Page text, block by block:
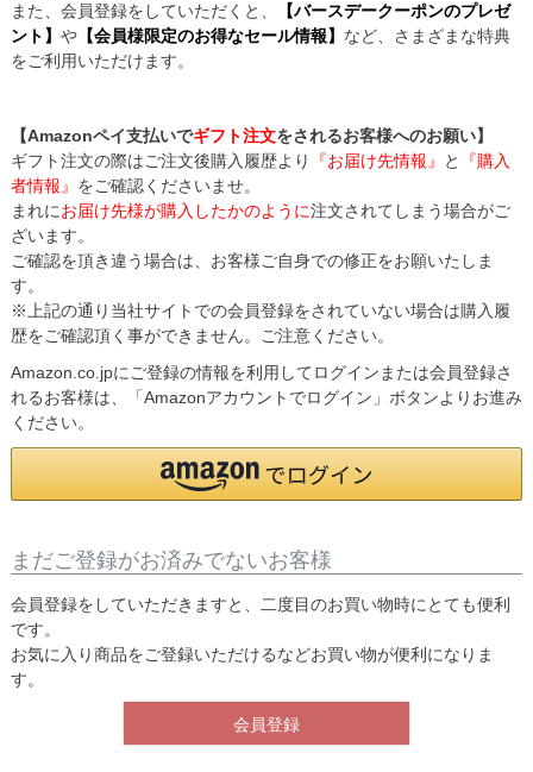
また、会員登録をしていただくと、
【バースデークーポンのプレゼ
ント】 や【会員様限定のお得なセール情報】 など、さまざまな特典
をご利用いただけます。
【Amazonペイ支払いでギフト注文をされるお客様へのお願い】
ギフト注文の際はご注文後購入履歴より
『お届け先情報』 と
『購入
者情報』 をご確認くださいませ。
まれにお届け先様が購入したかのように注文されてしまう場合がご
ざいます。
ご確認を頂き違う場合は、お客様ご自身での修正をお願いたしま
す。
※上記の通り当社サイトでの会員登録をされていない場合は購入履
歴をご確認頂く事ができません。ご注意ください。
Amazon.co.jpにご登録の情報を利用してログインまたは会員登録さ
れるお客様は、「Amazonアカウントでログイン」ボタンよりお進み
ください。
まだご登録がお済みでないお客様
会員登録をしていただきますと、二度目のお買い物時にとても便利
です。
お気に入り商品をご登録いただけるなどお買い物が便利になりま
す。
会員登録